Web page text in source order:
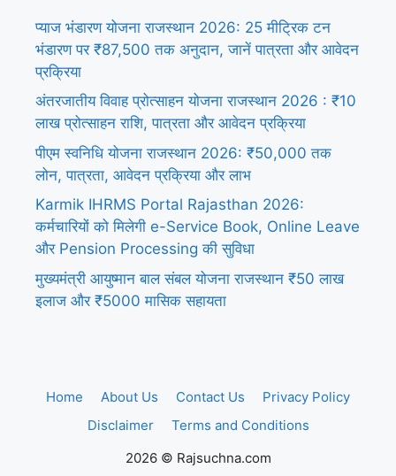
प्याज भंडारण योजना राजस्थान 2026: 25 मीट्रिक टन
भंडारण पर ₹87,500 तक अनुदान, जानें पात्रता और आवेदन
प्रक्रिया
अंतरजातीय विवाह प्रोत्साहन योजना राजस्थान 2026 : ₹10
लाख प्रोत्साहन राशि, पात्रता और आवेदन प्रक्रिया
पीएम स्वनिधि योजना राजस्थान 2026: ₹50,000 तक
लोन, पात्रता, आवेदन प्रक्रिया और लाभ
Karmik IHRMS Portal Rajasthan 2026:
कर्मचारियों को मिलेगी e-Service Book, Online Leave
और Pension Processing की सुविधा
मुख्यमंत्री आयुष्मान बाल संबल योजना राजस्थान ₹50 लाख
इलाज और ₹5000 मासिक सहायता
Home About Us Contact Us
Privacy Policy
Disclaimer
Terms and Conditions
2026 © Rajsuchna.com